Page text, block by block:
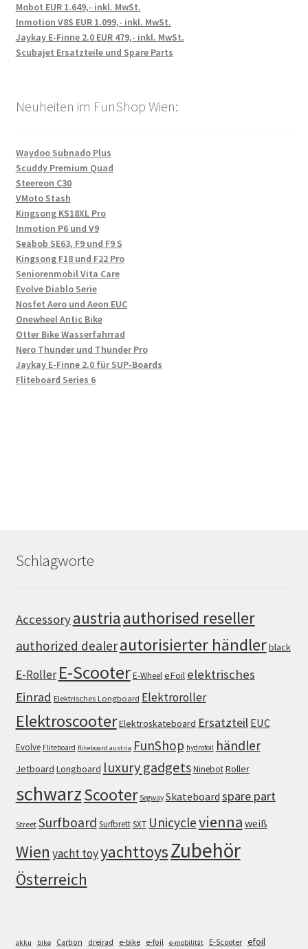
Mobot EUR 1.649,- inkl. MwSt.
Inmotion V8S EUR 1.099,- inkl. MwSt.
Jaykay E-Finne 2.0 EUR 479,- inkl. MwSt.
Scubajet Ersatzteile und Spare Parts
Neuheiten im FunShop Wien:
Waydoo Subnado Plus
Scuddy Premium Quad
Steereon C30
VMoto Stash
Kingsong KS18XL Pro
Inmotion P6 und V9
Seabob SE63, F9 und F9 S
Kingsong F18 und F22 Pro
Seniorenmobil Vita Care
Evolve Diablo Serie
Nosfet Aero und Aeon EUC
Onewheel Antic Bike
Otter Bike Wasserfahrrad
Nero Thunder und Thunder Pro
Jaykay E-Finne 2.0 für SUP-Boards
Fliteboard Series 6
Schlagworte
Accessoryaustria authorised reseller
authorized dealerautorisierter händlerblack
E-Roller E-ScooterE-WheeleFoil elektrisches
Einrad Elektrisches Longboard Elektroroller
ElektroscooterElektroskateboard Ersatzteil EUC
Evolve Fliteboard fliteboard austria FunShop hydrofoil händler
Jetboard Longboard luxury gadgetsNinebotRoller
schwarzScooter Segway Skateboard spare part
Street Surfboard SurfbrettSXT Unicyclevienna weiß
Wien yacht toyyachttoysZubehör
Österreich
akku bike Carbon dreirad e-bike e-foil e-mobilität E-Scooter efoil